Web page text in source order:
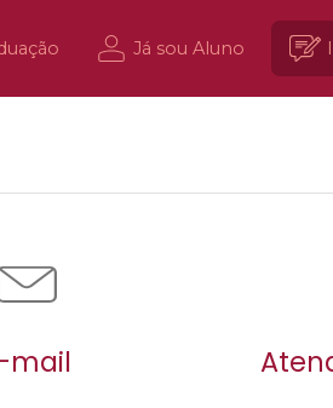
Já sou Aluno
mail